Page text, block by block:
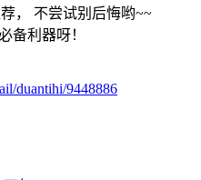
， 不尝试别后悔哟~~
备利器呀！
duantihi/9448886